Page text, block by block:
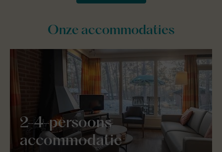
Onze accommodaties
2-4-persoons
accommodatie